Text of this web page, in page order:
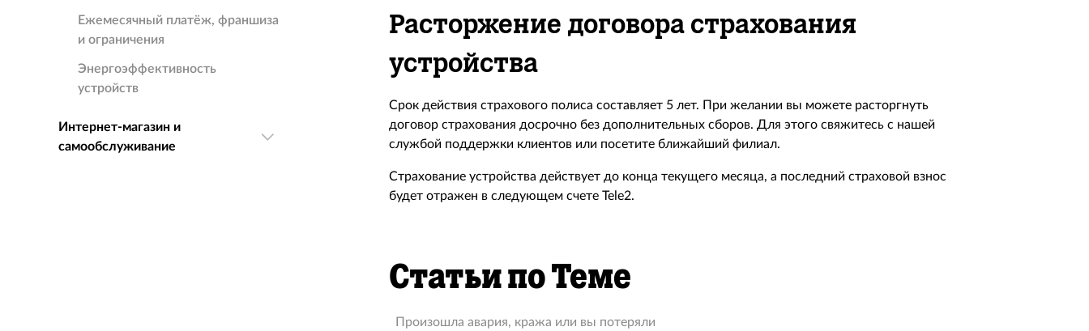
Ежемесячный платёж, франшиза
и ограничения
Энергоэффективность
устройств
Интернет-магазин и
самообслуживание
Расторжение договора страхования
устройства
Срок действия страхового полиса составляет 5 лет. При желании вы можете расторгнуть
договор страхования досрочно без дополнительных сборов. Для этого свяжитесь с нашей
службой поддержки клиентов или посетите ближайший филиал.
Страхование устройства действует до конца текущего месяца, а последний страховой взнос
будет отражен в следующем счете Tele2.
Статьи по Теме
Произошла авария, кража или вы потеряли